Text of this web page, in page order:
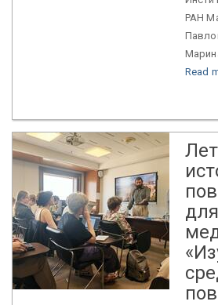
РАН
Read
для